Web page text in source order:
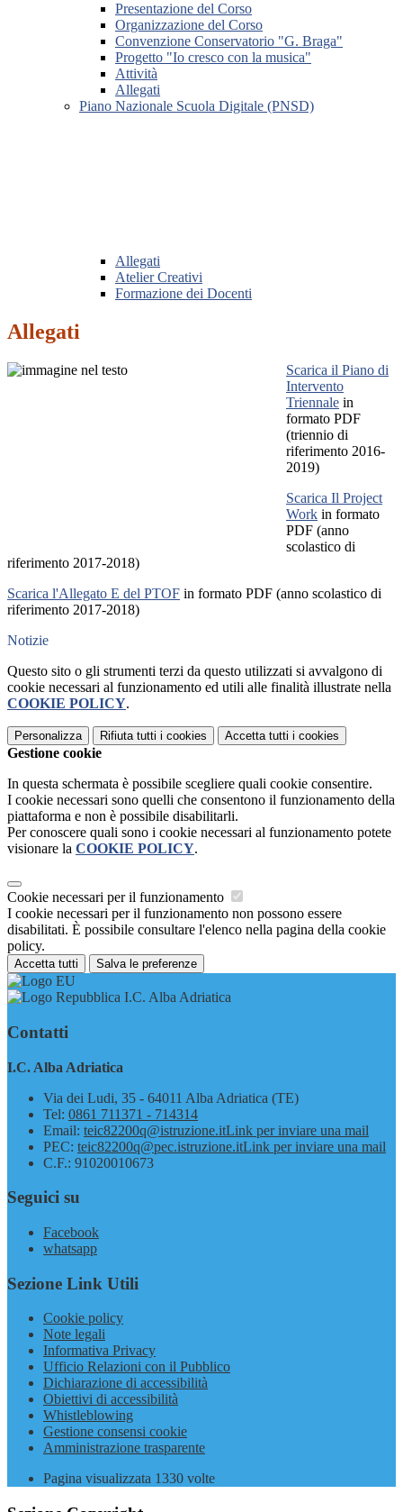
Presentazione del Corso
Organizzazione del Corso
Convenzione Conservatorio "G. Braga"
Progetto "Io cresco con la musica"
Attività
Allegati
Piano Nazionale Scuola Digitale (PNSD)
Allegati
Atelier Creativi
Formazione dei Docenti
Allegati
Scarica il Piano di
Intervento
Triennale in
formato PDF
(triennio di
riferimento 2016-
2019)
Scarica Il Project
Work in formato
PDF (anno
scolastico di
riferimento 2017-2018)
Scarica l'Allegato E del PTOF in formato PDF (anno scolastico di
riferimento 2017-2018)
Notizie
Questo sito o gli strumenti terzi da questo utilizzati si avvalgono di
cookie necessari al funzionamento ed utili alle finalità illustrate nella
COOKIE POLICY.
Personalizza Rifiuta tutti i cookies Accetta tutti i cookies
Gestione cookie
In questa schermata è possibile scegliere quali cookie consentire.
I cookie necessari sono quelli che consentono il funzionamento della
piattaforma e non è possibile disabilitarli.
Per conoscere quali sono i cookie necessari al funzionamento potete
visionare la COOKIE POLICY.
Cookie necessari per il funzionamento
I cookie necessari per il funzionamento non possono essere
disabilitati. È possibile consultare l'elenco nella pagina della cookie
policy.
Accetta tutti Salva le preferenze
I.C. Alba Adriatica
Contatti
I.C. Alba Adriatica
Via dei Ludi, 35 - 64011 Alba Adriatica (TE)
Tel: 0861 711371 - 714314
Email: teic82200q@istruzione.itLink per inviare una mail
PEC: teic82200q@pec.istruzione.itLink per inviare una mail
C.F.: 91020010673
Seguici su
Facebook
whatsapp
Sezione Link Utili
Cookie policy
Note legali
Informativa Privacy
Ufficio Relazioni con il Pubblico
Dichiarazione di accessibilità
Obiettivi di accessibilità
Whistleblowing
Gestione consensi cookie
Amministrazione trasparente
Pagina visualizzata 1330 volte